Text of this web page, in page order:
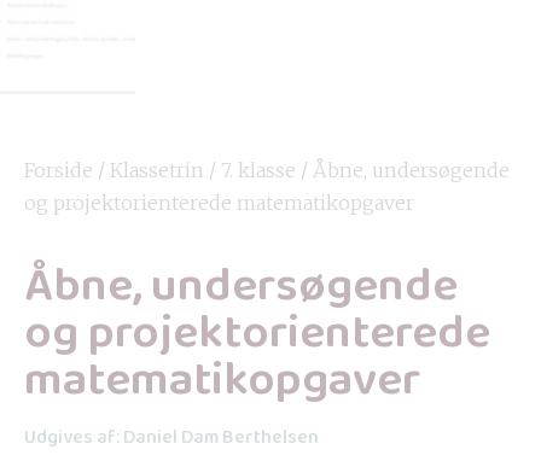
Forside / Klassetrin / 7. klasse / Åbne, undersøgende
og projektorienterede matematikopgaver
Åbne, undersøgende
og projektorienterede
matematikopgaver
Udgives af: Daniel Dam Berthelsen